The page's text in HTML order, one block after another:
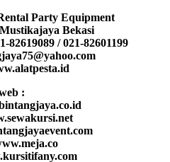
Party Equipment
Bekasi
82619089 / 021-82601199
: